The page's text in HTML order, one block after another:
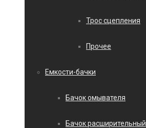
Трос сцепления
Прочее
Емкости-бачки
Бачок омывателя
Бачок расширительный